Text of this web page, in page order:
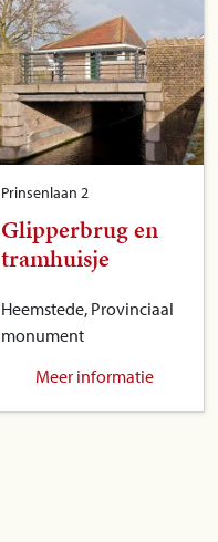
Prinsenlaan 2
Glipperbrug en
tramhuisje
Heemstede, Provinciaal
monument
Meer informatie